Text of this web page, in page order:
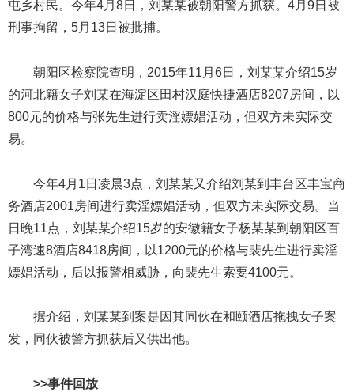
屯乡村民。今年4月8日，刘某某被朝阳警方抓获。4月9日被
刑事拘留，5月13日被批捕。
朝阳区检察院查明，2015年11月6日，刘某某介绍15岁
的河北籍女子刘某在海淀区田村汉庭快捷酒店8207房间，以
800元的价格与张先生进行卖淫嫖娼活动，但双方未实际交
易。
今年4月1日凌晨3点，刘某某又介绍刘某到丰台区丰宝商
务酒店2001房间进行卖淫嫖娼活动，但双方未实际交易。当
日晚11点，刘某某介绍15岁的安徽籍女子杨某某到朝阳区百
子湾速8酒店8418房间，以1200元的价格与裴先生进行卖淫
嫖娼活动，后以报警相威胁，向裴先生索要4100元。
据介绍，刘某某到案是因其同伙在和颐酒店拖拽女子案
发，同伙被警方抓获后又供出他。
>>事件回放